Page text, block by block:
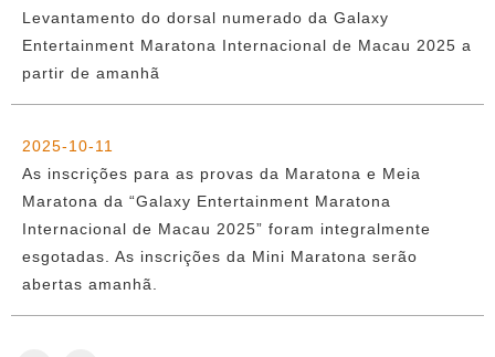
Levantamento do dorsal numerado da Galaxy
Entertainment Maratona Internacional de Macau 2025 a
partir de amanhã
2025-10-11
As inscrições para as provas da Maratona e Meia
Maratona da “Galaxy Entertainment Maratona
Internacional de Macau 2025” foram integralmente
esgotadas. As inscrições da Mini Maratona serão
abertas amanhã.